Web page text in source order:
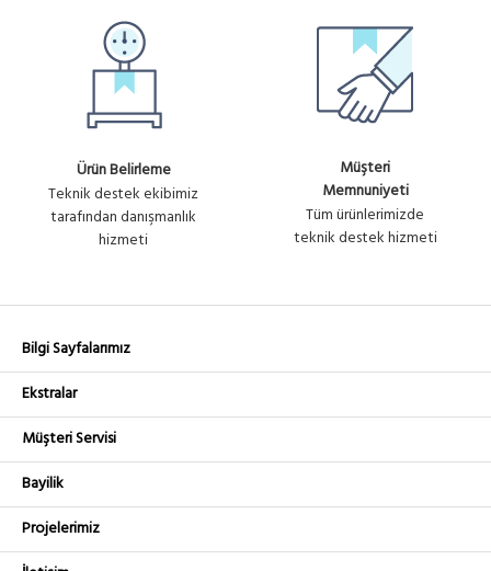
Ürün Belirleme
Teknik destek ekibimiz
tarafından danışmanlık
hizmeti
Müşteri
Memnuniyeti
Tüm ürünlerimizde
teknik destek hizmeti
Bilgi Sayfalarımız
Ekstralar
Müşteri Servisi
Bayilik
Projelerimiz